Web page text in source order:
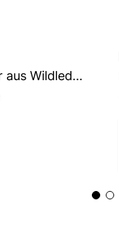
Schwarze Slipper aus Wildleder und Leder mit Borsten